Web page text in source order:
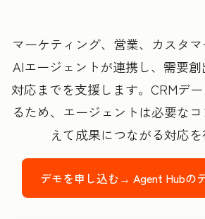
マーケティング、営業、カスタ
AIエージェントが連携し、需要
対応までを支援します。CRMデ
るため、エージェントは必要な
えて成果につながる対応を
デモを申し込む→ Agent Hubの